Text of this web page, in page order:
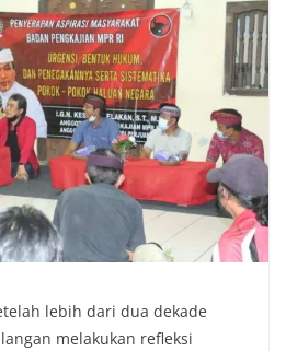
lebih dari dua dekade
melakukan refleksi